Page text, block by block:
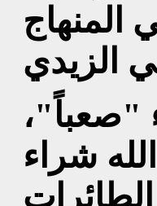
المنهاج
"صعباً"،
شراء